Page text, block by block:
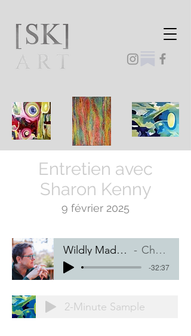
Entretien avec
Sharon Kenny
9 février 2025
Wildly Made Spirit Podcast Charlene Lutz
-32:37
2-Minute Sample